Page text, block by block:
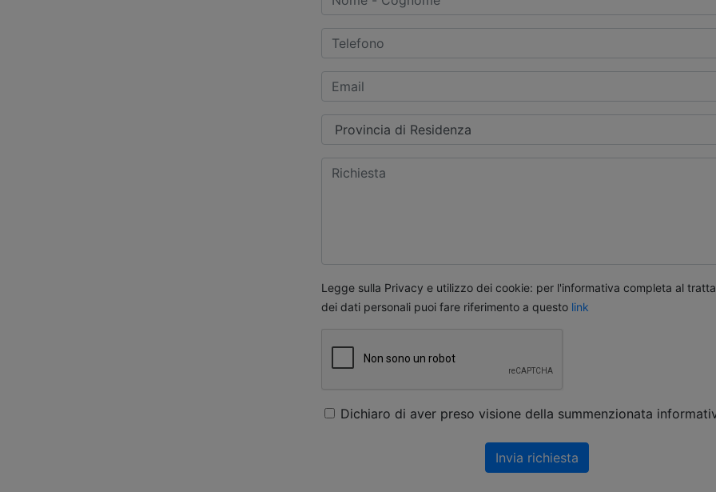
Legge sulla Privacy e utilizzo dei cookie: per l'informativa completa al
dei dati personali puoi fare riferimento a questo link
Dichiaro di aver preso visione della summenzionata
Invia richiesta